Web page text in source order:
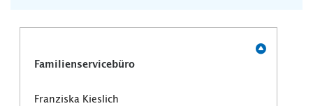
Familienservicebüro
Franziska Kieslich